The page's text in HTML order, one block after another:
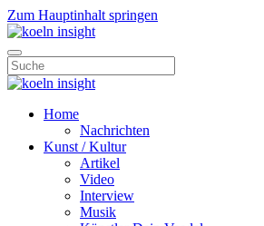
Zum Hauptinhalt springen
Home
Nachrichten
Kunst / Kultur
Artikel
Video
Interview
Musik